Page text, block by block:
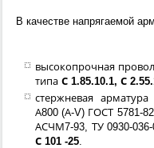
В качестве напрягаемой
высокопрочная
типа С 1.85.10.1, С
стержневая
А800 (А-V) ГОСТ 5781-
АСЧМ7-93, ТУ 0930-036-
С 101 -25.